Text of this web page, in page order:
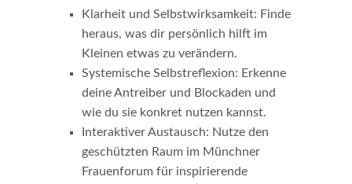
Klarheit und Selbstwirksamkeit: Finde
heraus, was dir persönlich hilft im
Kleinen etwas zu verändern.
Systemische Selbstreflexion: Erkenne
deine Antreiber und Blockaden und
wie du sie konkret nutzen kannst.
Interaktiver Austausch: Nutze den
geschützten Raum im Münchner
Frauenforum für inspirierende